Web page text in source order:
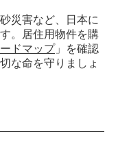
災害など、日本に
。居住用物件を購
ドマップ」を確認
な命を守りましょ